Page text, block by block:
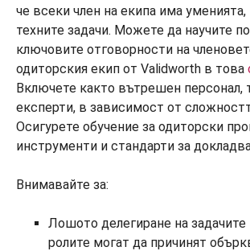
че всеки член на екипа има
техните задачи. Можете да научите
ключовите отговорности на
одиторския екип от Validworth в това
Включете както вътрешен персонал,
експерти, в зависимост от
Осигурете обучение за одиторски
инструменти и стандарти за
Внимавайте за:
Лошото делегиране на задачите
ролите могат да причинят